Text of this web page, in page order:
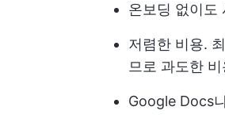
온보딩 없이도
저렴한 비용.
므로 과도한
Google Docs